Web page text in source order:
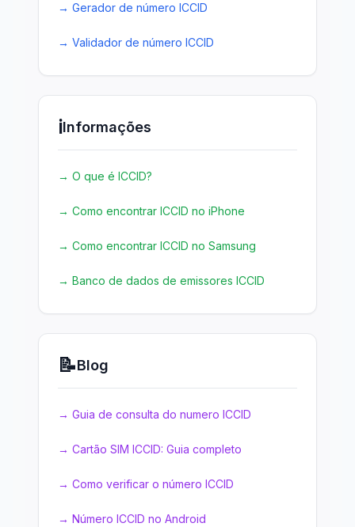
→ Gerador de número ICCID
→ Validador de número ICCID
ℹ️Informações
→ O que é ICCID?
→ Como encontrar ICCID no iPhone
→ Como encontrar ICCID no Samsung
→ Banco de dados de emissores ICCID
📝Blog
→ Guia de consulta do numero ICCID
→ Cartão SIM ICCID: Guia completo
→ Como verificar o número ICCID
→ Número ICCID no Android